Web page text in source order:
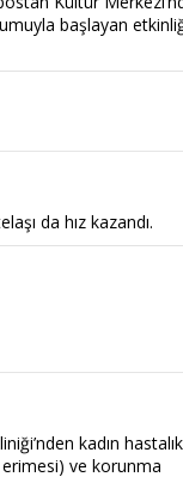
başlayan
da hız kazandı.
kadın
ve korunma